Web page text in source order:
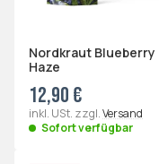
Nordkraut Blueberry
Haze
12,90 €
inkl. USt. zzgl.Versand
Sofort verfügbar